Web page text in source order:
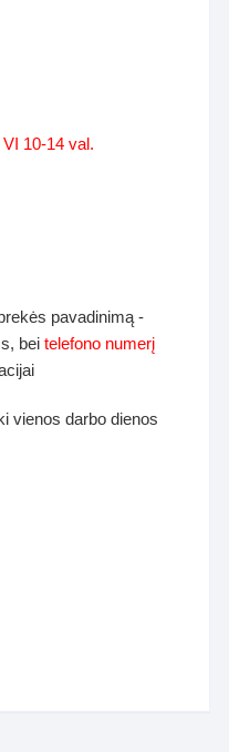
10-14 val.
pavadinimą -
beitelefono numerį
vienos darbo dienos